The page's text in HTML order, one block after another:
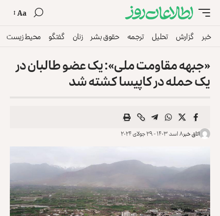
Aa
خبر گزارش تحلیل ترجمه حقوق بشر زنان گفتگو محیط زیست
«جبهه مقاومت ملی»: یک عضو طالبان در
یک حمله در کاپیسا کشته شد
اتاق خبر۸ اسد ۱۴۰۳ - ۲۹ جولای ۲۰۲۴